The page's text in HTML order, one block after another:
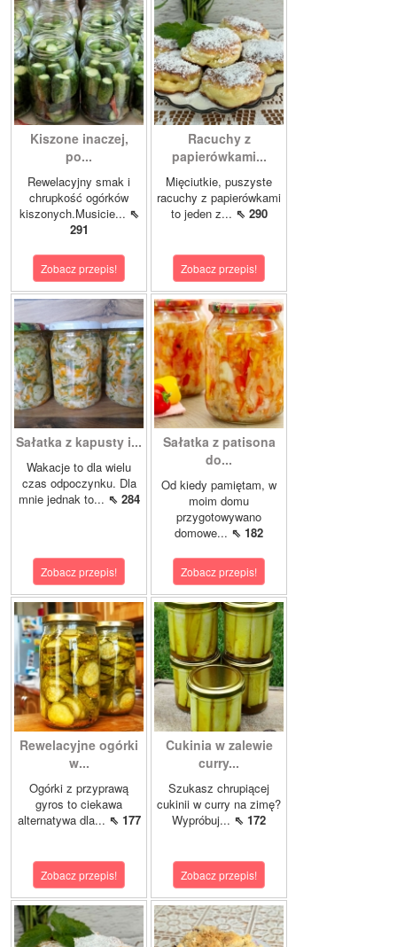
Kiszone inaczej,
po...
Rewelacyjny smak i
chrupkość ogórków
kiszonych.Musicie... ⇖
291
Zobacz przepis!
Racuchy z
papierówkami...
Mięciutkie, puszyste
racuchy z papierówkami
to jeden z... ⇖ 290
Zobacz przepis!
Sałatka z kapusty i...
Wakacje to dla wielu
czas odpoczynku. Dla
mnie jednak to... ⇖ 284
Zobacz przepis!
Sałatka z patisona
do...
Od kiedy pamiętam, w
moim domu
przygotowywano
domowe... ⇖ 182
Zobacz przepis!
Rewelacyjne ogórki
w...
Ogórki z przyprawą
gyros to ciekawa
alternatywa dla... ⇖ 177
Zobacz przepis!
Cukinia w zalewie
curry...
Szukasz chrupiącej
cukinii w curry na zimę?
Wypróbuj... ⇖ 172
Zobacz przepis!